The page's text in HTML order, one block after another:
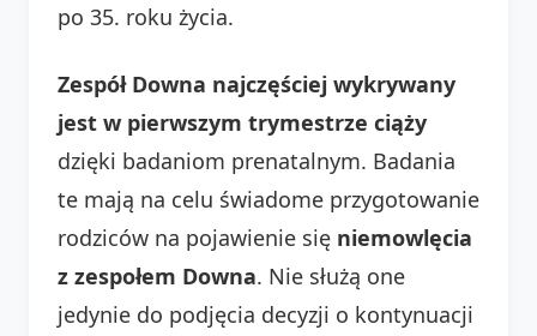
po 35. roku życia.
Zespół Downa najczęściej wykrywany
jest w pierwszym trymestrze ciąży
dzięki badaniom prenatalnym. Badania
te mają na celu świadome przygotowanie
rodziców na pojawienie się niemowlęcia
z zespołem Downa. Nie służą one
jedynie do podjęcia decyzji o kontynuacji